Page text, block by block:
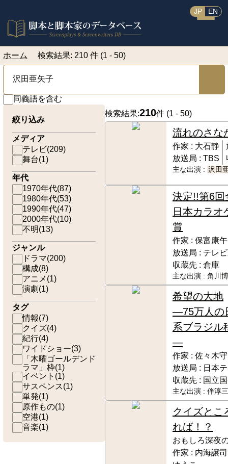
JP EN
ホーム 検索結果: 210 件 (1 - 50)
同義語を含む
絞り込み
メディア
テレビ(209)
舞台(1)
年代
1970年代(87)
1980年代(53)
1990年代(47)
2000年代(10)
不明(13)
ジャンル
ドラマ(200)
構成(8)
アニメ (1)
演劇 (1)
タグ
情報(7)
クイズ(4)
紀行(4)
ワイドショー(3)
「木曜ゴールデンド
ラマ」枠(1)
イベント (1)
サスペンス(1)
単発(1)
原作もの(1)
空港(1)
音楽(1)
検索結果:210件 (1 - 50)
流れのさな
作家 : 大石静
放送局 : TBS
主な出演 : 沢田
決定!!第6回
日本カラオ
賞
作家 : 保富康午
放送局 : テレ
収蔵先 : 倉庫
主な出演 : 角川
希望の大地
―75万人の
系ブラジル
―
作家 : 佐々木守
放送局 : 日本
収蔵先 : 国立
主な出演 : 伴淳
クイズとこ
れば！？
おもしろ深夜
作家 : 内海譲